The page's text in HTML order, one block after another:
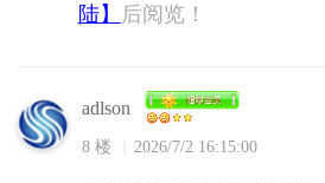
陆】
后阅览！
adlson
8 楼 2026/7/2 16:15:00